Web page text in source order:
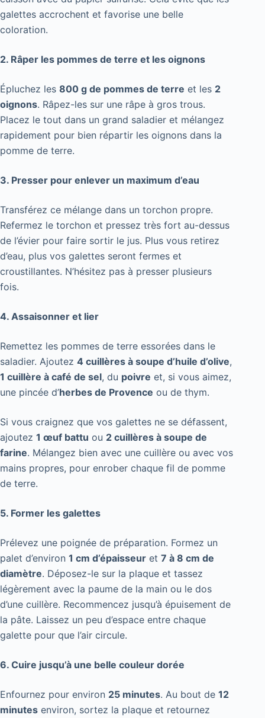
galettes accrochent et favorise une belle
coloration.
2. Râper les pommes de terre et les oignons
Épluchez les 800 g de pommes de terre et les 2
oignons. Râpez-les sur une râpe à gros trous.
Placez le tout dans un grand saladier et mélangez
rapidement pour bien répartir les oignons dans la
pomme de terre.
3. Presser pour enlever un maximum d’eau
Transférez ce mélange dans un torchon propre.
Refermez le torchon et pressez très fort au-dessus
de l’évier pour faire sortir le jus. Plus vous retirez
d’eau, plus vos galettes seront fermes et
croustillantes. N’hésitez pas à presser plusieurs
fois.
4. Assaisonner et lier
Remettez les pommes de terre essorées dans le
saladier. Ajoutez 4 cuillères à soupe d’huile d’olive,
1 cuillère à café de sel, du poivre et, si vous aimez,
une pincée d’herbes de Provence ou de thym.
Si vous craignez que vos galettes ne se défassent,
ajoutez 1 œuf battu ou 2 cuillères à soupe de
farine. Mélangez bien avec une cuillère ou avec vos
mains propres, pour enrober chaque fil de pomme
de terre.
5. Former les galettes
Prélevez une poignée de préparation. Formez un
palet d’environ 1 cm d’épaisseur et 7 à 8 cm de
diamètre. Déposez-le sur la plaque et tassez
légèrement avec la paume de la main ou le dos
d’une cuillère. Recommencez jusqu’à épuisement de
la pâte. Laissez un peu d’espace entre chaque
galette pour que l’air circule.
6. Cuire jusqu’à une belle couleur dorée
Enfournez pour environ 25 minutes. Au bout de 12
minutes environ, sortez la plaque et retournez